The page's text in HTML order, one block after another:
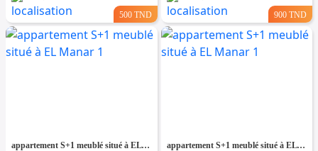
500 TND 900 TND
appartement S+1 meublé situé à EL Manar 1 appartement S+1 meublé situé à EL Manar 1